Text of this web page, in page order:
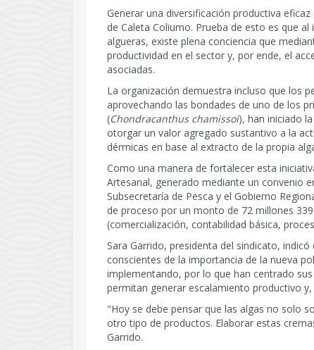
Generar una diversificación productiva
de Caleta Coliumo. Prueba de esto es que
algueras, existe plena conciencia que
productividad en el sector y, por ende, el
asociadas.
La organización demuestra incluso que los
aprovechando las bondades de uno de los
(Chondracanthus chamissoi), han iniciado
otorgar un valor agregado sustantivo a la
dérmicas en base al extracto de la propia
Como una manera de fortalecer esta
Artesanal, generado mediante un convenio
Subsecretaría de Pesca y el Gobierno
de proceso por un monto de 72 millones
(comercialización, contabilidad básica,
Sara Garrido, presidenta del sindicato,
conscientes de la importancia de la nueva
implementando, por lo que han centrado
permitan generar escalamiento productivo
"Hoy se debe pensar que las algas no solo
otro tipo de productos. Elaborar estas
Garrido.